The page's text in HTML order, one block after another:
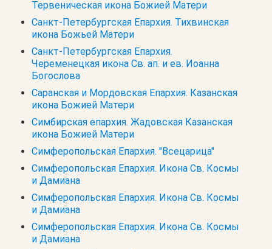
Тервеническая икона Божией Матери
Санкт-Петербургская Епархия. Тихвинская
икона Божьей Матери
Санкт-Петербургская Епархия.
Череменецкая икона Св. ап. и ев. Иоанна
Богослова
Саранская и Мордовская Епархия. Казанская
икона Божией Матери
Симбирская епархия. Жадовская Казанская
икона Божией Матери
Симферопольская Епархия. "Всецарица"
Симферопольская Епархия. Икона Св. Космы
и Дамиана
Симферопольская Епархия. Икона Св. Космы
и Дамиана
Симферопольская Епархия. Икона Св. Космы
и Дамиана